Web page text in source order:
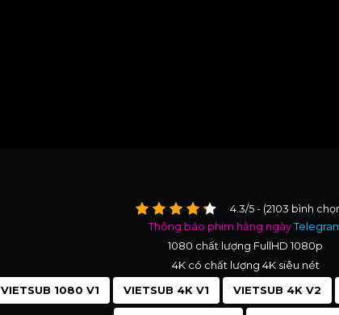
4.3/5 - (2103 bình
Thông báo phim hằng ngày
1080 chất lượng FullHD 1080p
4K có chất lượng 4K siêu nét
VIETSUB 1080 V1 VIETSUB 4K V1 VIETSUB 4K V2